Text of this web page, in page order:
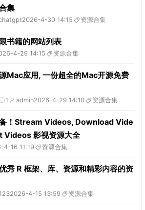
集
2026-4-30 14:15 资源合集
书籍的网站列表
4-29 14:15 资源合集
Mac应用, 一份超全的Mac开源免费
1 admin2026-4-29 14:10 资源合集
！Stream Videos, Download Vide
影视资源大全
4-16 11:19 资源合集
秀 R 框架、库、资源和精彩内容的资
2026-4-15 13:59 资源合集